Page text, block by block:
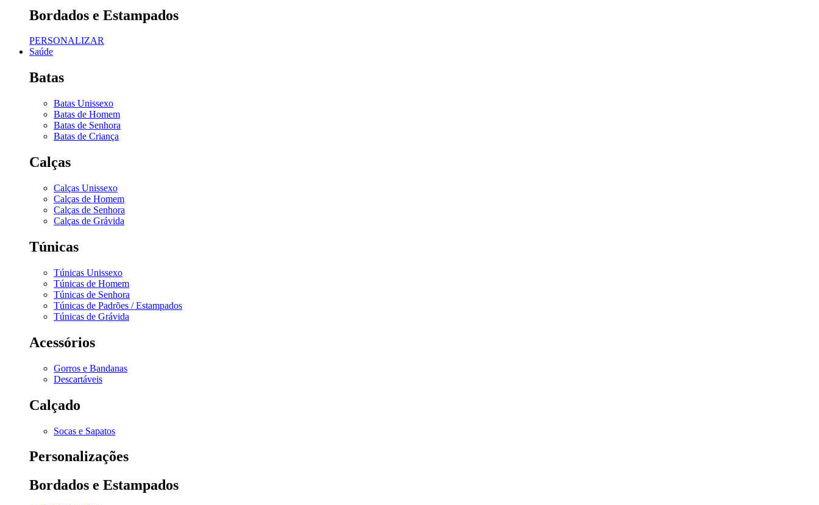
Bordados e Estampados
PERSONALIZAR
Saúde
Batas
Batas Unissexo
Batas de Homem
Batas de Senhora
Batas de Criança
Calças
Calças Unissexo
Calças de Homem
Calças de Senhora
Calças de Grávida
Túnicas
Túnicas Unissexo
Túnicas de Homem
Túnicas de Senhora
Túnicas de Padrões / Estampados
Túnicas de Grávida
Acessórios
Gorros e Bandanas
Descartáveis
Calçado
Socas e Sapatos
Personalizações
Bordados e Estampados